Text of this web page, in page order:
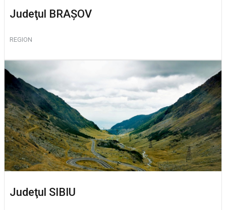
Judeţul BRAŞOV
REGION
Judeţul SIBIU